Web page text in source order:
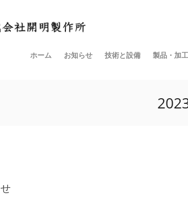
ホーム お知らせ 技術と設備 製品・加